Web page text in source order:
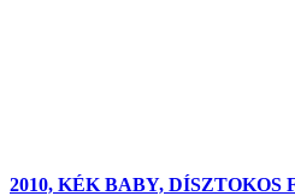
2010, KÉK BABY, DÍSZTOKOS